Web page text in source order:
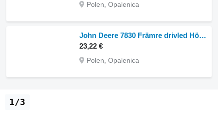
Polen, Opalenica
John Deere 7830 Främre drivled Höger Vänster R155627 R155628 till John Deere
23,22 €
Polen, Opalenica
1/3